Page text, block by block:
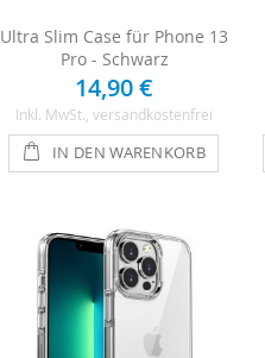
Ultra Slim Case für Phone 13
Pro - Schwarz
14,90 €
Inkl. MwSt. , versandkostenfrei
IN DEN WARENKORB